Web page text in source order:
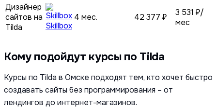
Дизайнер
сайтов на
Tilda
Skillbox
4 мес. 42 377 ₽
3 531 ₽/
мес
Кому подойдут курсы по Tilda
Курсы по Tilda в Омске подходят тем, кто хочет быстро
создавать сайты без программирования – от
лендингов до интернет-магазинов.